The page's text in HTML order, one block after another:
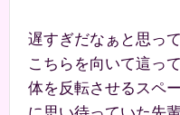
遅すぎだなぁと思っ
こちらを向いて這っ
体を反転させるスペ